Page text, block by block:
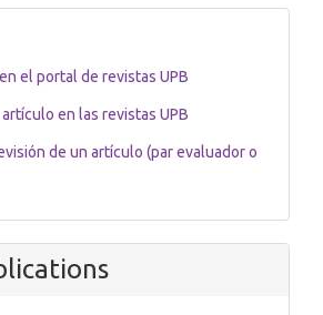
el portal de revistas UPB
en las revistas UPB
de un artículo (par evaluador o